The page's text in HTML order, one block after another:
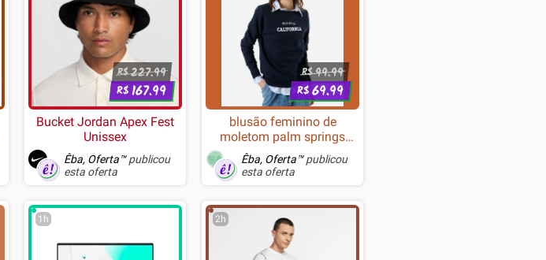
R$227.99
R$167.99
Bucket Jordan Apex Fest
Unissex
Êba, Oferta™publicou
esta oferta
R$99.99
R$69.99
blusão feminino de
moletom palm springs
califórnia azul
Êba, Oferta™publicou
esta oferta
1h 2h